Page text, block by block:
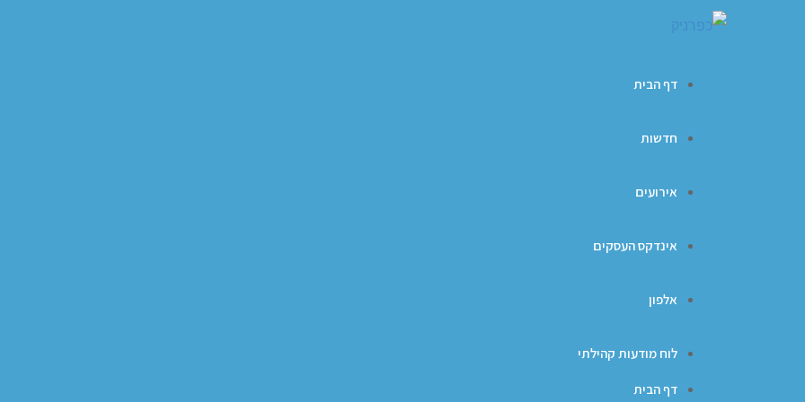
דף הבית
חדשות
אירועים
אינדקס העסקים
אלפון
לוח מודעות קהילתי
דף הבית